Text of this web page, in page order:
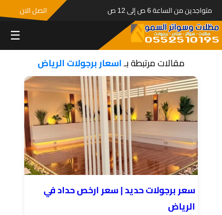
متواجدين من الساعة 6 ص إلى 12 ص اتصل الان
☰
مقالات مرتبطة بـاسعار برجولات الرياض
سعر برجولات حديد | سعر ارخص حداد في
الرياض